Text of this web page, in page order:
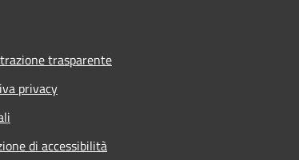
trasparente
privacy
di accessibilità